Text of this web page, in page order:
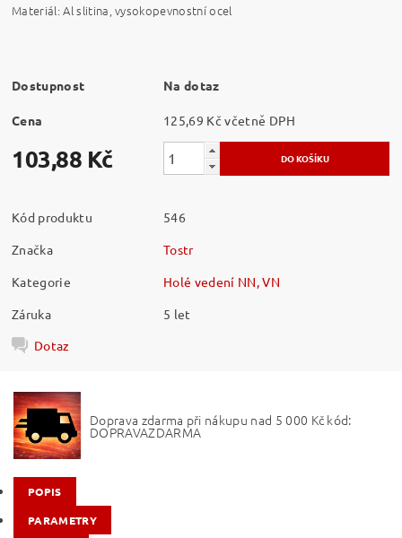
Materiál: Al slitina, vysokopevnostní ocel
Dostupnost Na dotaz
Cena 125,69 Kč včetně DPH
103,88 Kč
Kód produktu
546
Značka
Tostr
Kategorie
Holé vedení NN, VN
Záruka
5 let
Dotaz
Doprava zdarma při nákupu nad 5 000 Kč kód:
DOPRAVAZDARMA
POPIS
PARAMETRY